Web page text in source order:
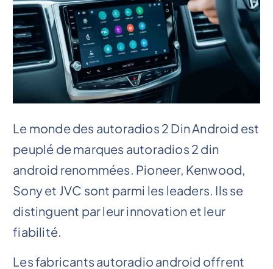
Le monde des autoradios 2 Din Android est
peuplé de marques autoradios 2 din
android renommées. Pioneer, Kenwood,
Sony et JVC sont parmi les leaders. Ils se
distinguent par leur innovation et leur
fiabilité.
Les fabricants autoradio android offrent